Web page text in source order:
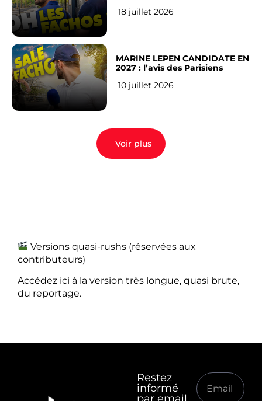
18 juillet 2026
MARINE LEPEN CANDIDATE EN
2027 : l’avis des Parisiens
10 juillet 2026
Voir plus
Versions quasi-rushs (réservées aux
contributeurs)
Accédez ici à la version très longue, quasi brute,
du reportage.
Restez
informé